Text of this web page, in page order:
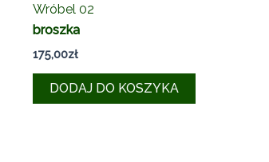
Wróbel 02
broszka
175,00zł
DODAJ DO KOSZYKA